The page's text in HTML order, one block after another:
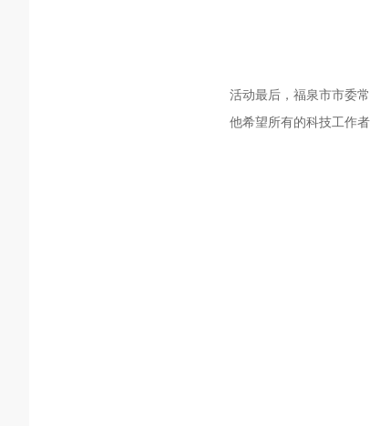
活动最后，福泉市市委
他希望所有的科技工作